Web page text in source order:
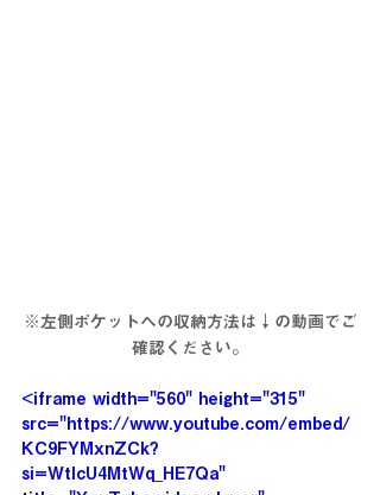
※左側ポケットへの収納方法は↓の動画でご
確認ください。
<iframe width="560" height="315"
src="https://www.youtube.com/embed/
KC9FYMxnZCk?
si=WtIcU4MtWq_HE7Qa"